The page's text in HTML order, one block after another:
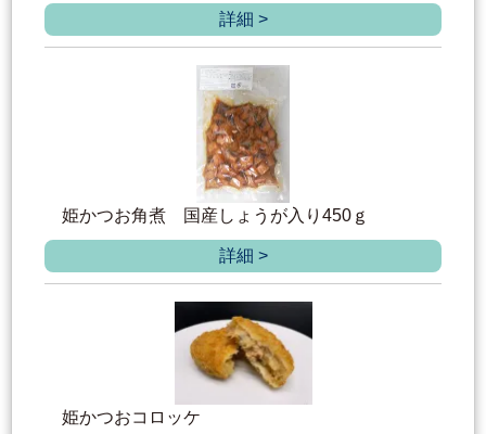
詳細 >
姫かつお角煮 国産しょうが入り450ｇ
詳細 >
姫かつおコロッケ